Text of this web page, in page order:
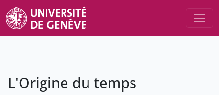
L'Origine du temps